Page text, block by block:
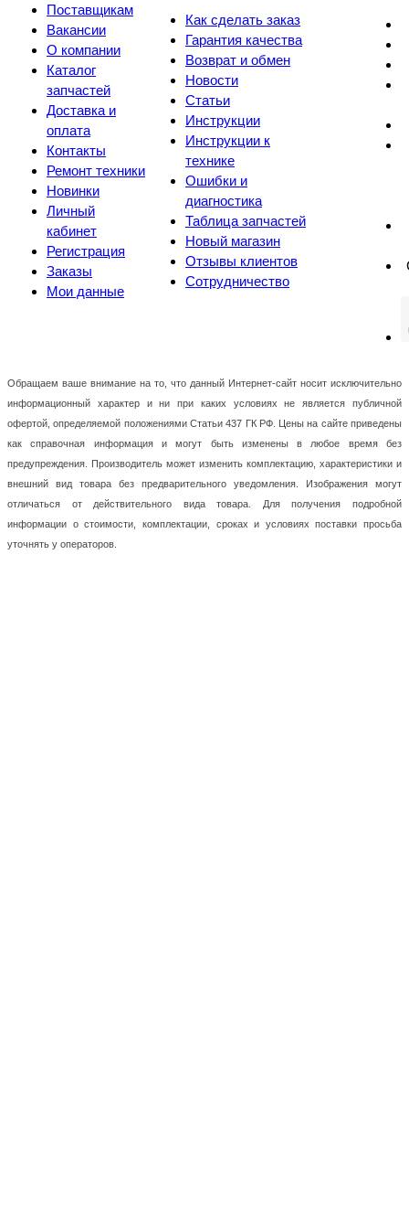
Поставщикам
Вакансии
О компании
Каталог
запчастей
Доставка и
оплата
Контакты
Ремонт техники
Новинки
Личный
кабинет
Регистрация
Заказы
Мои данные
Как сделать заказ
Гарантия качества
Возврат и обмен
Новости
Статьи
Инструкции
Инструкции к
технике
Ошибки и
диагностика
Таблица запчастей
Новый магазин
Отзывы клиентов
Сотрудничество
Обращаем ваше внимание на то, что данный Интернет-сайт носит исключительно
информационный характер и ни при каких условиях не является публичной
офертой, определяемой положениями Статьи 437 ГК РФ. Цены на сайте приведены
как справочная информация и могут быть изменены в любое время без
предупреждения. Производитель может изменить комплектацию, характеристики и
внешний вид товара без предварительного уведомления. Изображения могут
отличаться от действительного вида товара. Для получения подробной
информации о стоимости, комплектации, сроках и условиях поставки просьба
уточнять у операторов.